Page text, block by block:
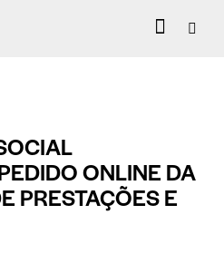
ONLINE DA
PRESTAÇÕES E